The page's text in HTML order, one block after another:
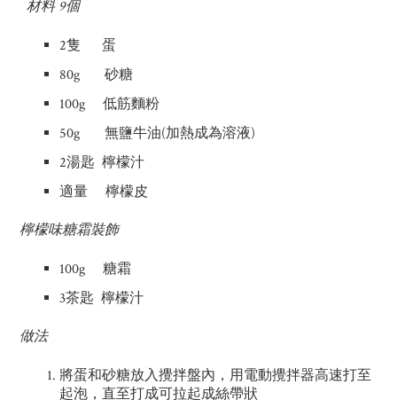
材料 9個
2隻 蛋
80g 砂糖
100g 低筋麵粉
50g 無鹽牛油(加熱成為溶液)
2湯匙 檸檬汁
適量 檸檬皮
檸檬味糖霜裝飾
100g 糖霜
3茶匙 檸檬汁
做法
將蛋和砂糖放入攪拌盤內，用電動攪拌器高速打至
起泡，直至打成可拉起成絲帶狀